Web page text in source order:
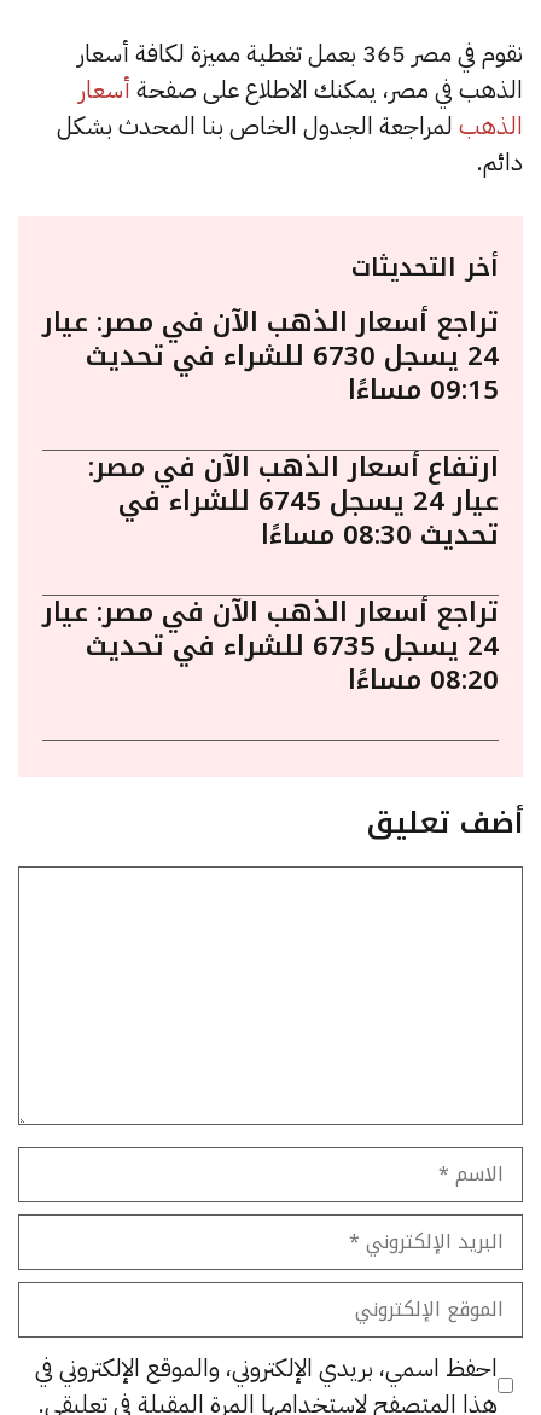
نقوم في مصر 365 بعمل تغطية مميزة لكافة أسعار
الذهب في مصر، يمكنك الاطلاع على صفحة أسعار
الذهب لمراجعة الجدول الخاص بنا المحدث بشكل
دائم.
أخر التحديثات
تراجع أسعار الذهب الآن في مصر: عيار
24 يسجل 6730 للشراء في تحديث
09:15 مساءًا
ارتفاع أسعار الذهب الآن في مصر:
عيار 24 يسجل 6745 للشراء في
تحديث 08:30 مساءًا
تراجع أسعار الذهب الآن في مصر: عيار
24 يسجل 6735 للشراء في تحديث
08:20 مساءًا
أضف تعليق
الاسم
البريد
الإلكتروني
الموقع
الإلكتروني
احفظ اسمي، بريدي الإلكتروني، والموقع الإلكتروني في
هذا المتصفح لاستخدامها المرة المقبلة في تعليقي.